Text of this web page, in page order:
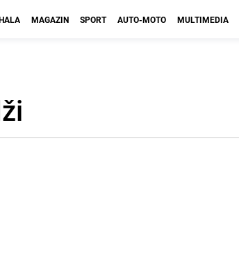
MAGAZIN SPORT AUTO-MOTO MULTIMEDIA